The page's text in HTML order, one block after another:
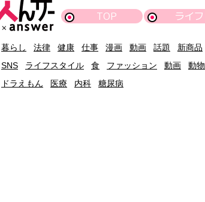
TOP ライフ
暮らし 法律 健康 仕事 漫画 動画 話題 新商品
SNS
ライフスタイル 食 ファッション 動画 動物
ドラえもん
医療 内科 糖尿病